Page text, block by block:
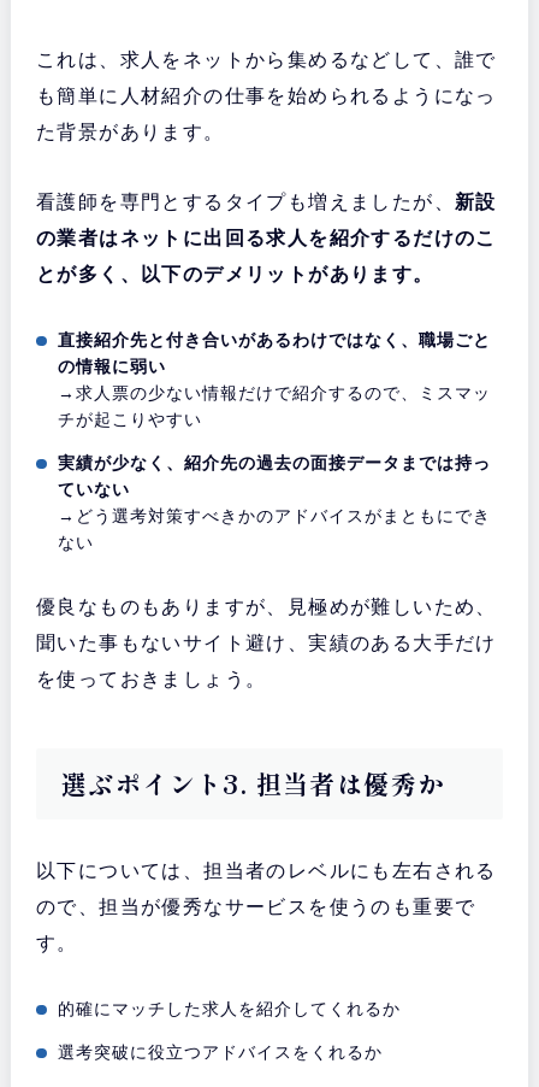
これは、求人をネットから集めるなどして、誰で
も簡単に人材紹介の仕事を始められるようになっ
た背景があります。
看護師を専門とするタイプも増えましたが、 新設
の業者はネットに出回る求人を紹介するだけのこ
とが多く、以下のデメリットがあります。
直接紹介先と付き合いがあるわけではなく、職場ごと
の情報に弱い
→求人票の少ない情報だけで紹介するので、ミスマッ
チが起こりやすい
実績が少なく、紹介先の過去の面接データまでは持っ
ていない
→どう選考対策すべきかのアドバイスがまともにでき
ない
優良なものもありますが、見極めが難しいため、
聞いた事もないサイト避け、実績のある大手だけ
を使っておきましょう。
選ぶポイント3. 担当者は優秀か
以下については、担当者のレベルにも左右される
ので、担当が優秀なサービスを使うのも重要で
す。
的確にマッチした求人を紹介してくれるか
選考突破に役立つアドバイスをくれるか